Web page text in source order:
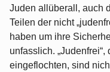
Juden allüberall, auch
Teilen der nicht
haben um ihre
unfasslich.
eingeflochten, sind